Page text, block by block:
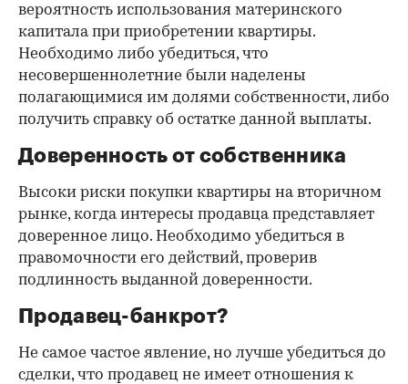
вероятность использования материнского
капитала при приобретении квартиры.
Необходимо либо убедиться, что
несовершеннолетние были наделены
полагающимися им долями собственности, либо
получить справку об остатке данной выплаты.
Доверенность от собственника
Высоки риски покупки квартиры на вторичном
рынке, когда интересы продавца представляет
доверенное лицо. Необходимо убедиться в
правомочности его действий, проверив
подлинность выданной доверенности.
Продавец-банкрот?
Не самое частое явление, но лучше убедиться до
сделки, что продавец не имеет отношения к